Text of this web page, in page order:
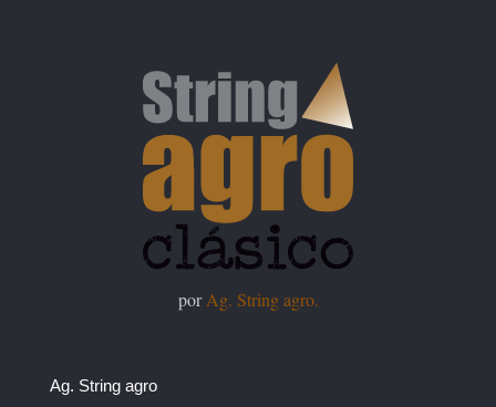
porAg. String agro.
Ag. String agro